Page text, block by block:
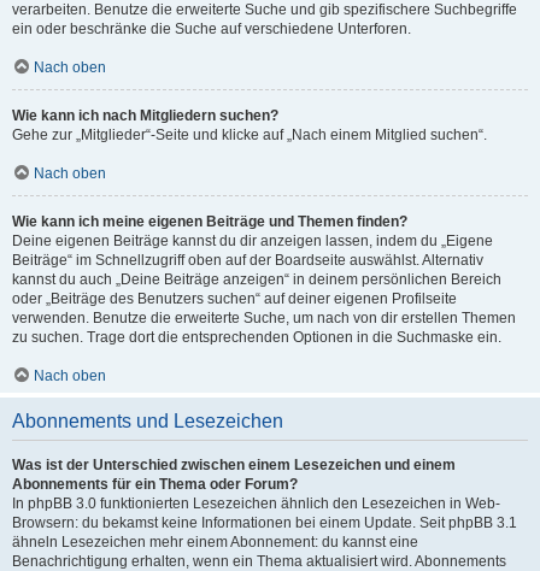
verarbeiten. Benutze die erweiterte Suche und gib spezifischere Suchbegriffe
ein oder beschränke die Suche auf verschiedene Unterforen.
Nach oben
Wie kann ich nach Mitgliedern suchen?
Gehe zur „Mitglieder“-Seite und klicke auf „Nach einem Mitglied suchen“.
Nach oben
Wie kann ich meine eigenen Beiträge und Themen finden?
Deine eigenen Beiträge kannst du dir anzeigen lassen, indem du „Eigene
Beiträge“ im Schnellzugriff oben auf der Boardseite auswählst. Alternativ
kannst du auch „Deine Beiträge anzeigen“ in deinem persönlichen Bereich
oder „Beiträge des Benutzers suchen“ auf deiner eigenen Profilseite
verwenden. Benutze die erweiterte Suche, um nach von dir erstellen Themen
zu suchen. Trage dort die entsprechenden Optionen in die Suchmaske ein.
Nach oben
Abonnements und Lesezeichen
Was ist der Unterschied zwischen einem Lesezeichen und einem
Abonnements für ein Thema oder Forum?
In phpBB 3.0 funktionierten Lesezeichen ähnlich den Lesezeichen in Web-
Browsern: du bekamst keine Informationen bei einem Update. Seit phpBB 3.1
ähneln Lesezeichen mehr einem Abonnement: du kannst eine
Benachrichtigung erhalten, wenn ein Thema aktualisiert wird. Abonnements